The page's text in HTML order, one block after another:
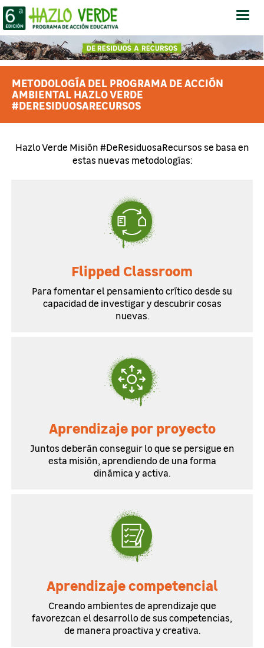
Abrir
METODOLOGÍA DEL PROGRAMA DE ACCIÓN
AMBIENTAL HAZLO VERDE
#DERESIDUOSARECURSOS
Hazlo Verde Misión #DeResiduosaRecursos se basa en
estas nuevas metodologías:
Flipped Classroom
Para fomentar el pensamiento crítico desde su
capacidad de investigar y descubrir cosas
nuevas.
Aprendizaje por proyecto
Juntos deberán conseguir lo que se persigue en
esta misión, aprendiendo de una forma
dinámica y activa.
Aprendizaje competencial
Creando ambientes de aprendizaje que
favorezcan el desarrollo de sus competencias,
de manera proactiva y creativa.